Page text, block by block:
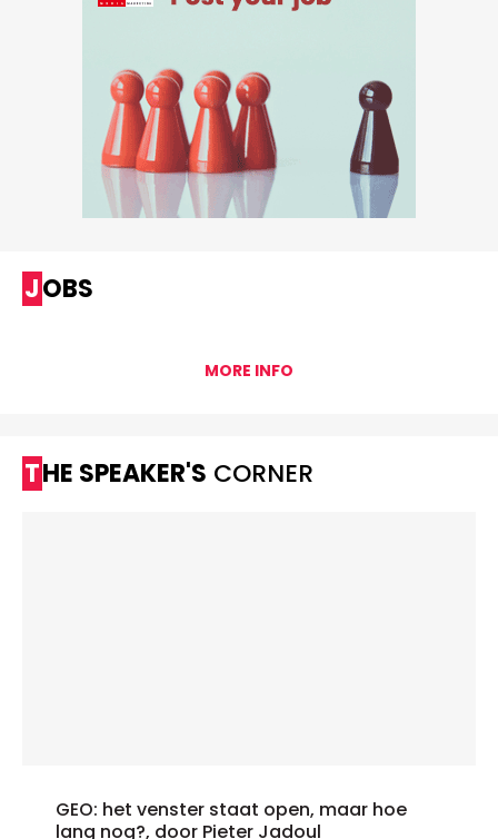
JOBS
MORE INFO
THE SPEAKER'S CORNER
GEO: het venster staat open, maar hoe
lang nog?, door Pieter Jadoul